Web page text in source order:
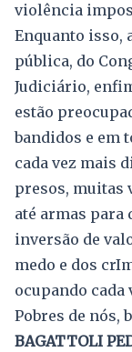
violência
Enquanto isso,
pública, do
Judiciário,
estão
bandidos e em
cada vez mais
presos, muitas
até armas para
inversão de
medo e dos
ocupando cada
Pobres de nós,
BAGATTOLI